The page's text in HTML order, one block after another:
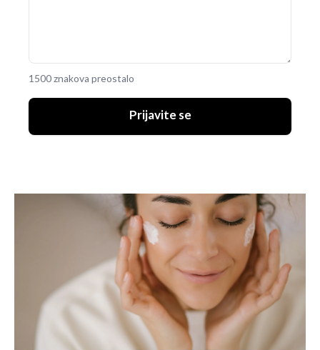
1500 znakova preostalo
Prijavite se